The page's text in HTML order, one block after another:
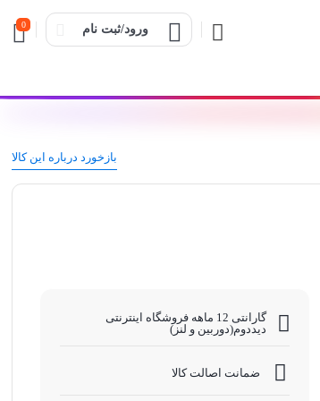
ورود/ثبت نام 0
بازخورد درباره این کالا
گارانتی 12 ماهه فروشگاه اینترنتی
دیددوم(دوربین و لنز)
ضمانت اصالت کالا